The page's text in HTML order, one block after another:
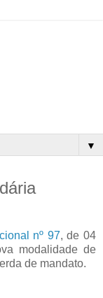
▼
nº 97, de 04
modalidade de
de mandato.